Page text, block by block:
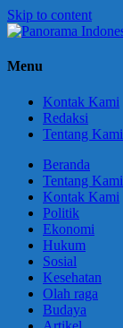
Skip to content
Panorama
Berani
Menu
Kontak Kami
Redaksi
Tentang Kami
Beranda
Tentang Kami
Kontak Kami
Politik
Ekonomi
Hukum
Sosial
Kesehatan
Olah raga
Budaya